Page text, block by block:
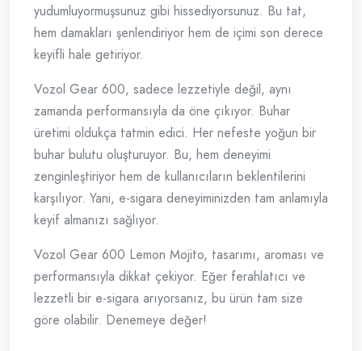
yudumluyormuşsunuz gibi hissediyorsunuz. Bu tat,
hem damakları şenlendiriyor hem de içimi son derece
keyifli hale getiriyor.
Vozol Gear 600, sadece lezzetiyle değil, aynı
zamanda performansıyla da öne çıkıyor. Buhar
üretimi oldukça tatmin edici. Her nefeste yoğun bir
buhar bulutu oluşturuyor. Bu, hem deneyimi
zenginleştiriyor hem de kullanıcıların beklentilerini
karşılıyor. Yani, e-sigara deneyiminizden tam anlamıyla
keyif almanızı sağlıyor.
Vozol Gear 600 Lemon Mojito, tasarımı, aroması ve
performansıyla dikkat çekiyor. Eğer ferahlatıcı ve
lezzetli bir e-sigara arıyorsanız, bu ürün tam size
göre olabilir. Denemeye değer!